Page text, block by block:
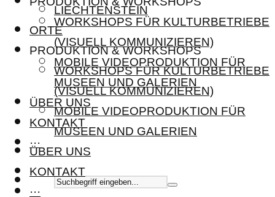
WORKSHOPS FÜR KULTURBETRIEBE
(VISUELL KOMMUNIZIEREN)
MOBILE VIDEOPRODUKTION FÜR
MUSEEN UND GALERIEN
ÜBER UNS
KONTAKT
···
LIECHTENSTEIN
ORTE
PRODUKTION & WORKSHOPS
WORKSHOPS FÜR KULTURBETRIEBE
(VISUELL KOMMUNIZIEREN)
MOBILE VIDEOPRODUKTION FÜR
MUSEEN UND GALERIEN
ÜBER UNS
KONTAKT
···